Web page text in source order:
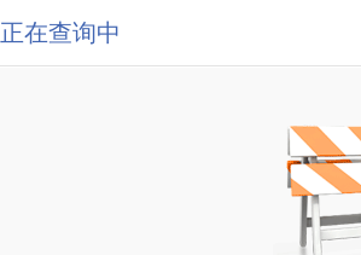
正在查询中